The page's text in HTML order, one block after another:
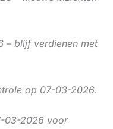
– blijf verdienen met
op 07-03-2026.
03-2026 voor